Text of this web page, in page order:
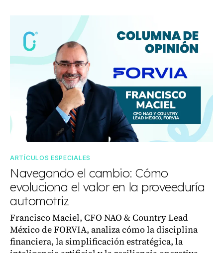
ARTÍCULOS ESPECIALES
Navegando el cambio: Cómo
evoluciona el valor en la proveeduría
automotriz
Francisco Maciel, CFO NAO & Country Lead
México de FORVIA, analiza cómo la disciplina
financiera, la simplificación estratégica, la